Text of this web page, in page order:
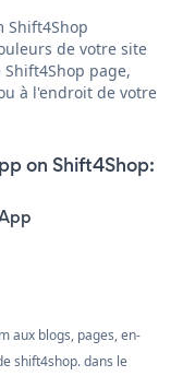
Shift4Shop
de votre site
page,
à l'endroit de votre
on Shift4Shop:
aux blogs, pages, en-
shift4shop. dans le